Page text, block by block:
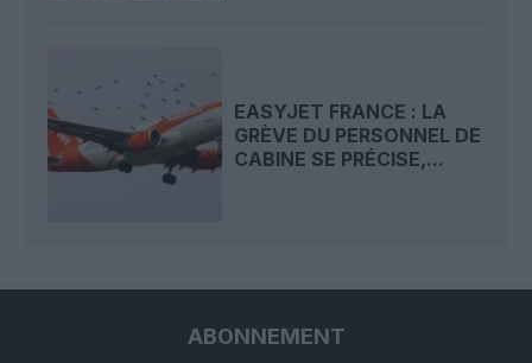
EASYJET FRANCE : LA
GRÈVE DU PERSONNEL DE
CABINE SE PRÉCISE,...
ABONNEMENT